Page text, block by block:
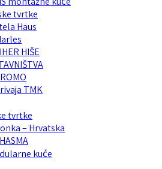
tvrtke
Haus
HIŠE
TMK
tvrtke
– Hrvatska
kuće